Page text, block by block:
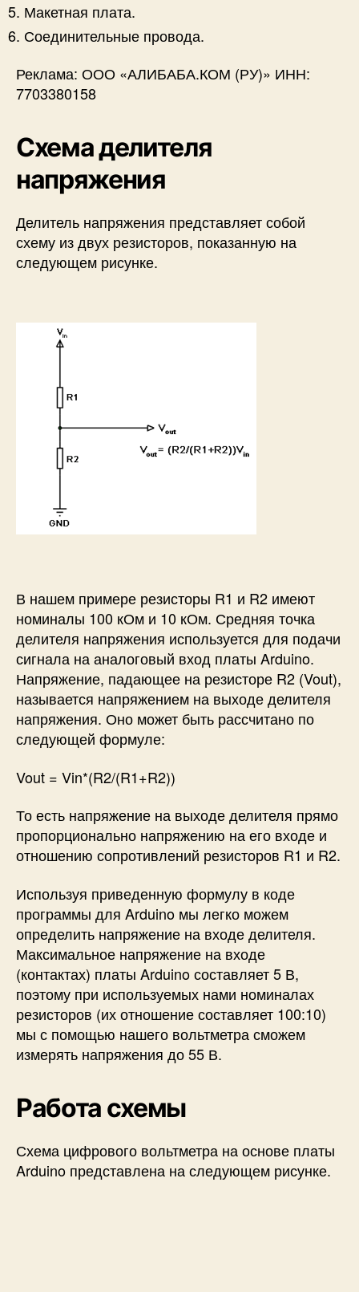
Макетная плата.
Соединительные провода.
Реклама: ООО «АЛИБАБА.КОМ (РУ)» ИНН:
7703380158
Схема делителя
напряжения
Делитель напряжения представляет собой
схему из двух резисторов, показанную на
следующем рисунке.
В нашем примере резисторы R1 и R2 имеют
номиналы 100 кОм и 10 кОм. Средняя точка
делителя напряжения используется для подачи
сигнала на аналоговый вход платы Arduino.
Напряжение, падающее на резисторе R2 (Vout),
называется напряжением на выходе делителя
напряжения. Оно может быть рассчитано по
следующей формуле:
Vout = Vin*(R2/(R1+R2))
То есть напряжение на выходе делителя прямо
пропорционально напряжению на его входе и
отношению сопротивлений резисторов R1 и R2.
Используя приведенную формулу в коде
программы для Arduino мы легко можем
определить напряжение на входе делителя.
Максимальное напряжение на входе
(контактах) платы Arduino составляет 5 В,
поэтому при используемых нами номиналах
резисторов (их отношение составляет 100:10)
мы с помощью нашего вольтметра сможем
измерять напряжения до 55 В.
Работа схемы
Схема цифрового вольтметра на основе платы
Arduino представлена на следующем рисунке.